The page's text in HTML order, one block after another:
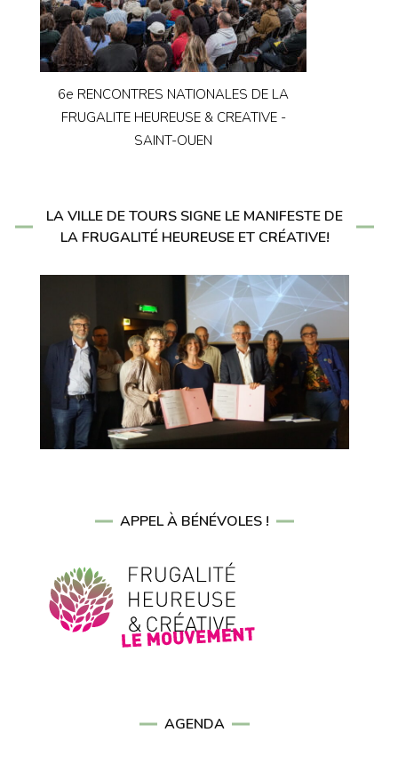
6e RENCONTRES NATIONALES DE LA
FRUGALITE HEUREUSE & CREATIVE -
SAINT-OUEN
LA VILLE DE TOURS SIGNE LE MANIFESTE DE
LA FRUGALITÉ HEUREUSE ET CRÉATIVE!
APPEL À BÉNÉVOLES !
AGENDA